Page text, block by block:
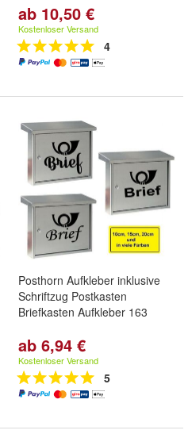
ab 10,50 €
Kostenloser Versand
4
Posthorn Aufkleber inklusive
Schriftzug Postkasten
Briefkasten Aufkleber 163
ab 6,94 €
Kostenloser Versand
5